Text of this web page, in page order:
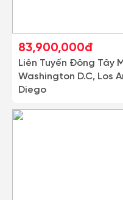
83,900,000đ
Liên Tuyến Đông Tây
Washington D.C, Los
Diego